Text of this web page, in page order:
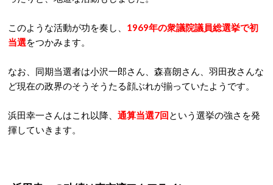
このような活動が功を奏し、 1969年の衆議院議員総選挙で初
当選をつかみます。
なお、同期当選者は小沢一郎さん、森喜朗さん、羽田孜さんな
ど現在の政界のそうそうたる顔ぶれが揃っていたようです。
浜田幸一さんはこれ以降、 通算当選7回という選挙の強さを発
揮していきます。